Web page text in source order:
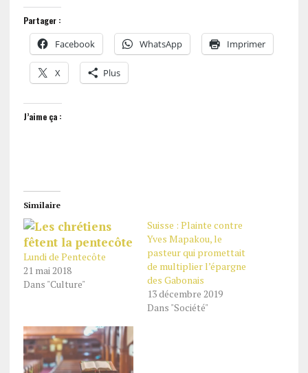
Partager :
Facebook WhatsApp Imprimer
X Plus
J’aime ça :
Similaire
Lundi de Pentecôte
21 mai 2018
Dans "Culture"
Suisse : Plainte contre
Yves Mapakou, le
pasteur qui promettait
de multiplier l’épargne
des Gabonais
13 décembre 2019
Dans "Société"